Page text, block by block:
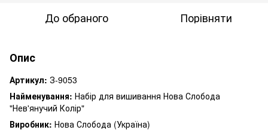
До обраного Порівняти
Опис
Артикул: З-9053
Найменування: Набір для вишивання Нова Слобода
"Нев'янучий Колір"
Виробник: Нова Слобода (Україна)